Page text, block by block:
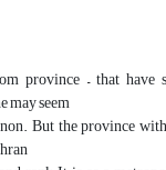
province – that have
may seem
But the province